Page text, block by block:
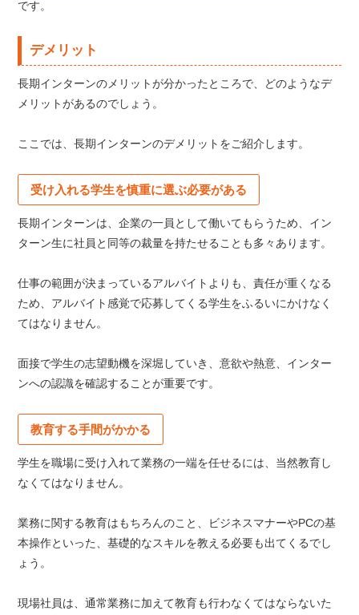
です。
デメリット
長期インターンのメリットが分かったところで、どのようなデ
メリットがあるのでしょう。
ここでは、長期インターンのデメリットをご紹介します。
受け入れる学生を慎重に選ぶ必要がある
長期インターンは、企業の一員として働いてもらうため、イン
ターン生に社員と同等の裁量を持たせることも多々あります。
仕事の範囲が決まっているアルバイトよりも、責任が重くなる
ため、アルバイト感覚で応募してくる学生をふるいにかけなく
てはなりません。
面接で学生の志望動機を深堀していき、意欲や熱意、インター
ンへの認識を確認することが重要です。
教育する手間がかかる
学生を職場に受け入れて業務の一端を任せるには、当然教育し
なくてはなりません。
業務に関する教育はもちろんのこと、ビジネスマナーやPCの基
本操作といった、基礎的なスキルを教える必要も出てくるでし
ょう。
現場社員は、通常業務に加えて教育も行わなくてはならないた